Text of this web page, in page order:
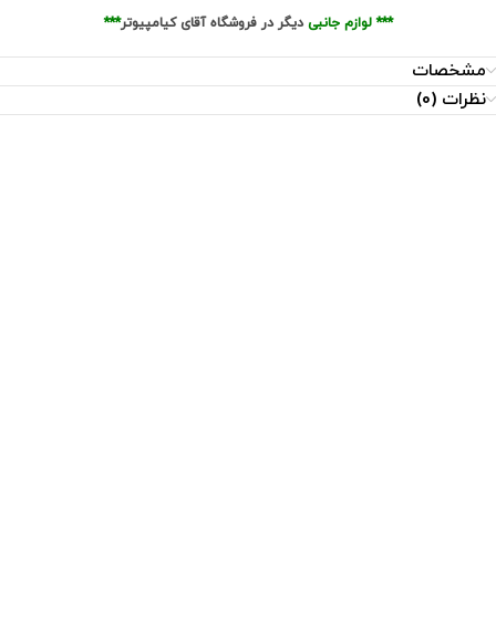
*** لوازم جانبی دیگر در فروشگاه آقای کیامپیوتر***
مشخصات
نظرات (0)